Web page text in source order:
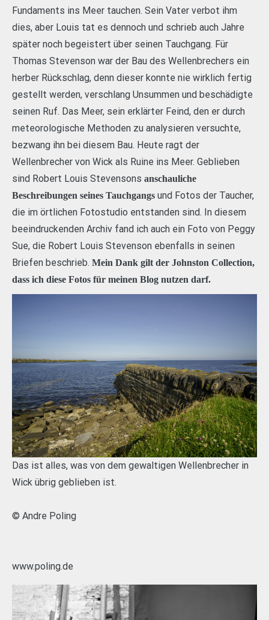
Fundaments ins Meer tauchen. Sein Vater verbot ihm
dies, aber Louis tat es dennoch und schrieb auch Jahre
später noch begeistert über seinen Tauchgang. Für
Thomas Stevenson war der Bau des Wellenbrechers ein
herber Rückschlag, denn dieser konnte nie wirklich fertig
gestellt werden, verschlang Unsummen und beschädigte
seinen Ruf. Das Meer, sein erklärter Feind, den er durch
meteorologische Methoden zu analysieren versuchte,
bezwang ihn bei diesem Bau. Heute ragt der
Wellenbrecher von Wick als Ruine ins Meer. Geblieben
sind Robert Louis Stevensons anschauliche
Beschreibungen seines Tauchgangs und Fotos der Taucher,
die im örtlichen Fotostudio entstanden sind. In diesem
beeindruckenden Archiv fand ich auch ein Foto von Peggy
Sue, die Robert Louis Stevenson ebenfalls in seinen
Briefen beschrieb. Mein Dank gilt der Johnston Collection,
dass ich diese Fotos für meinen Blog nutzen darf.
Das ist alles, was von dem gewaltigen Wellenbrecher in
Wick übrig geblieben ist.
© Andre Poling
www.poling.de